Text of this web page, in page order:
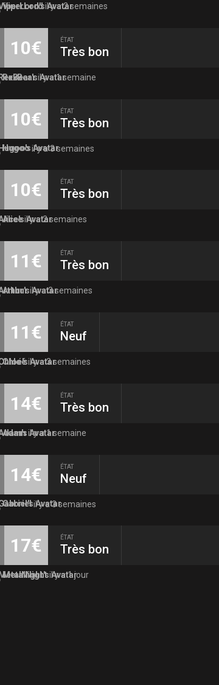
ViperLordil y a 2 semaines
10€ ÉTAT
Très bon
RexBearil y a 1 semaine
10€ ÉTAT
Très bon
Hugooil y a 3 semaines
10€ ÉTAT
Très bon
Aliceil y a 2 semaines
11€ ÉTAT
Très bon
Arthuril y a 3 semaines
11€ ÉTAT
Neuf
Chloéil y a 3 semaines
14€ ÉTAT
Très bon
Adamil y a 1 semaine
14€ ÉTAT
Neuf
Gabrielil y a 3 semaines
17€ ÉTAT
Très bon
MetalNightil y a 1 jour